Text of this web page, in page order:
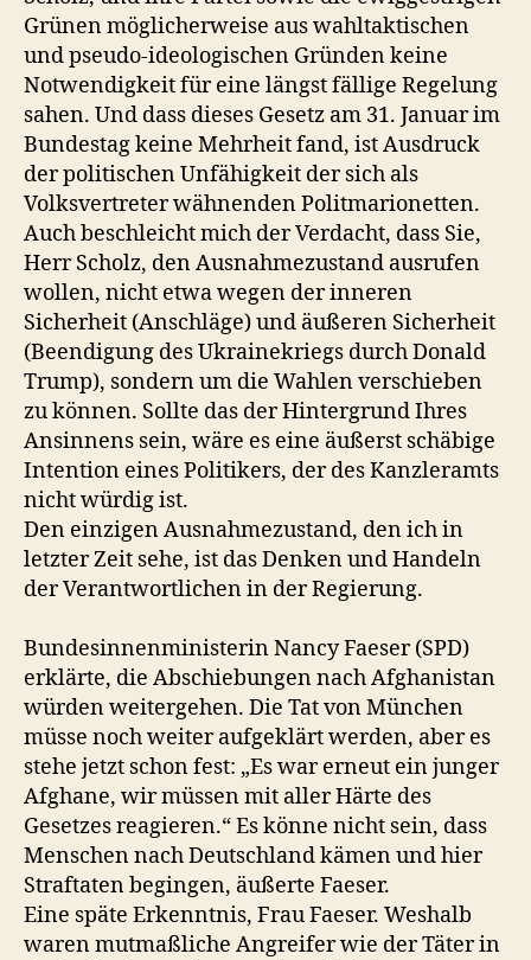
Grünen möglicherweise aus wahltaktischen
und pseudo-ideologischen Gründen keine
Notwendigkeit für eine längst fällige Regelung
sahen. Und dass dieses Gesetz am 31. Januar im
Bundestag keine Mehrheit fand, ist Ausdruck
der politischen Unfähigkeit der sich als
Volksvertreter wähnenden Politmarionetten.
Auch beschleicht mich der Verdacht, dass Sie,
Herr Scholz, den Ausnahmezustand ausrufen
wollen, nicht etwa wegen der inneren
Sicherheit (Anschläge) und äußeren Sicherheit
(Beendigung des Ukrainekriegs durch Donald
Trump), sondern um die Wahlen verschieben
zu können. Sollte das der Hintergrund Ihres
Ansinnens sein, wäre es eine äußerst schäbige
Intention eines Politikers, der des Kanzleramts
nicht würdig ist.
Den einzigen Ausnahmezustand, den ich in
letzter Zeit sehe, ist das Denken und Handeln
der Verantwortlichen in der Regierung.
Bundesinnenministerin Nancy Faeser (SPD)
erklärte, die Abschiebungen nach Afghanistan
würden weitergehen. Die Tat von München
müsse noch weiter aufgeklärt werden, aber es
stehe jetzt schon fest: „Es war erneut ein junger
Afghane, wir müssen mit aller Härte des
Gesetzes reagieren.“ Es könne nicht sein, dass
Menschen nach Deutschland kämen und hier
Straftaten begingen, äußerte Faeser.
Eine späte Erkenntnis, Frau Faeser. Weshalb
waren mutmaßliche Angreifer wie der Täter in